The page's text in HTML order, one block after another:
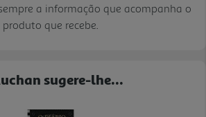
a informação que acompanha o
produto que recebe.
sugere-lhe...